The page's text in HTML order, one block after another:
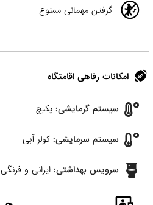
گرفتن مهمانی ممنوع
امکانات رفاهی اقامتگاه
سیستم گرمایشی: پکیج
سیستم سرمایشی: کولر آبی
سرویس بهداشتی: ایرانی و فرنگی